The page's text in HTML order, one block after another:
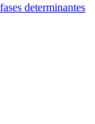
determinantes